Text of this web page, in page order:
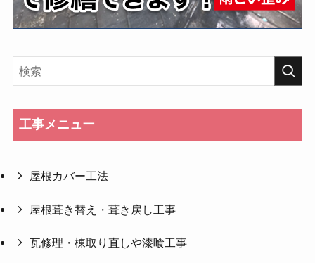
工事メニュー
屋根カバー工法
屋根葺き替え・葺き戻し工事
瓦修理・棟取り直しや漆喰工事